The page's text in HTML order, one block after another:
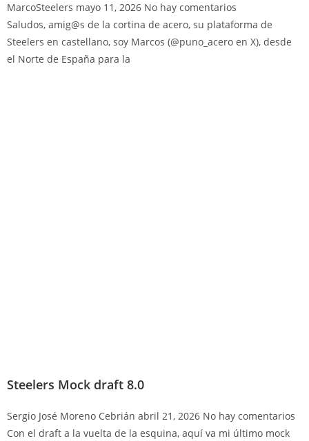
MarcoSteelers mayo 11, 2026 No hay comentarios
Saludos, amig@s de la cortina de acero, su plataforma de
Steelers en castellano, soy Marcos (@puno_acero en X), desde
el Norte de España para la
Steelers Mock draft 8.0
Sergio José Moreno Cebrián abril 21, 2026 No hay comentarios
Con el draft a la vuelta de la esquina, aquí va mi último mock